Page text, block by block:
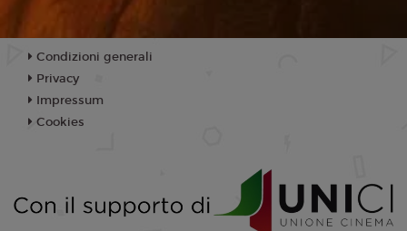
Condizioni generali
Privacy
Impressum
Cookies